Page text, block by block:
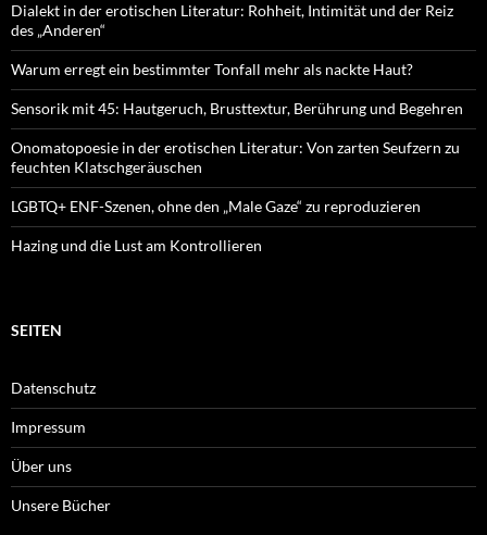
Dialekt in der erotischen Literatur: Rohheit, Intimität und der Reiz
des „Anderen“
Warum erregt ein bestimmter Tonfall mehr als nackte Haut?
Sensorik mit 45: Hautgeruch, Brusttextur, Berührung und Begehren
Onomatopoesie in der erotischen Literatur: Von zarten Seufzern zu
feuchten Klatschgeräuschen
LGBTQ+ ENF-Szenen, ohne den „Male Gaze“ zu reproduzieren
Hazing und die Lust am Kontrollieren
SEITEN
Datenschutz
Impressum
Über uns
Unsere Bücher